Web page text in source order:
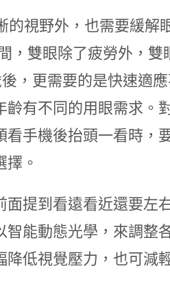
的視野外，也需要緩解
，雙眼除了疲勞外，雙
，更需要的是快速適
齡有不同的用眼需求。
手機後抬頭一看時，
。
面提到看遠看近還要左
智能動態光學，來調整
降低視覺壓力，也可減